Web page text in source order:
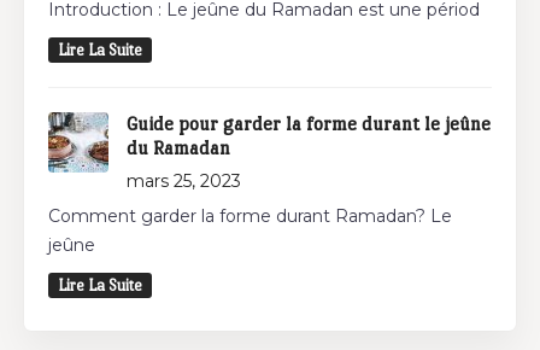
Introduction : Le jeûne du Ramadan est une périod
Lire La Suite
Guide pour garder la forme durant le jeûne
du Ramadan
mars 25, 2023
Comment garder la forme durant Ramadan? Le
jeûne
Lire La Suite